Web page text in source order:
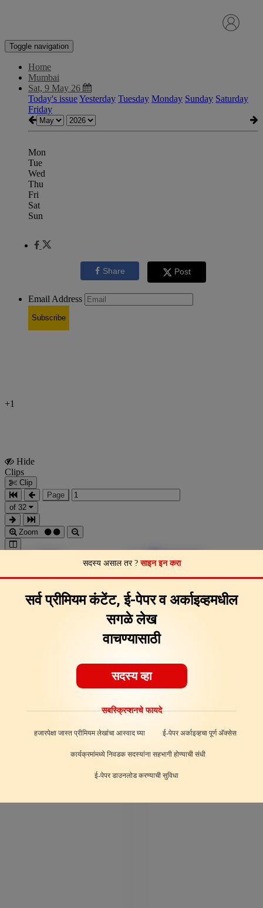
सदस्य असाल तर ?साइन इन करा
सर्व प्रीमियम कंटेंट, ई-पेपर व अर्काइव्हमधील
सगळे लेख
वाचण्यासाठी
सदस्य व्हा
सबस्क्रिप्शनचे फायदे
हजारपेक्षा जास्त प्रीमियम लेखांचा आस्वाद घ्या ई-पेपर अर्काइव्हचा पूर्ण अ‍ॅक्सेस
कार्यक्रमांमध्ये निवडक सदस्यांना सहभागी होण्याची संधी
ई-पेपर डाउनलोड करण्याची सुविधा
Toggle navigation
Home
Mumbai
Sat, 9 May 26
Today's issueYesterday Tuesday Monday Sunday Saturday
Friday
Mon
Tue
Wed
Thu
Fri
Sat
Sun
Share Post
Email Address
Subscribe
+1
Hide
Clips
Clip
Page
of 32
Zoom
Feedback